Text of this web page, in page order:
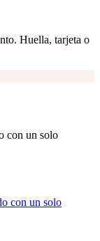
Huella, tarjeta o
con un solo
con un solo